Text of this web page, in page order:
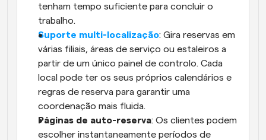
tenham tempo suficiente para concluir o
trabalho.
Suporte multi-localização: Gira reservas em
várias filiais, áreas de serviço ou estaleiros a
partir de um único painel de controlo. Cada
local pode ter os seus próprios calendários e
regras de reserva para garantir uma
coordenação mais fluida.
Páginas de auto-reserva: Os clientes podem
escolher instantaneamente períodos de